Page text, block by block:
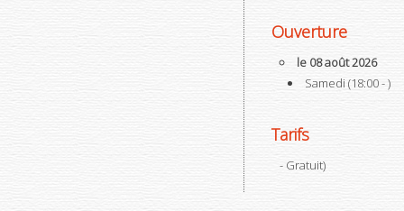
Ouverture
le 08 août 2026
Samedi (18:00 - )
Tarifs
- Gratuit)